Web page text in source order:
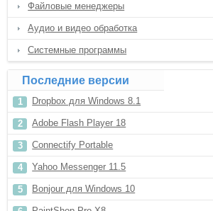
Файловые менеджеры
Аудио и видео обработка
Системные программы
Последние версии
Dropbox для Windows 8.1
Adobe Flash Player 18
Connectify Portable
Yahoo Messenger 11.5
Bonjour для Windows 10